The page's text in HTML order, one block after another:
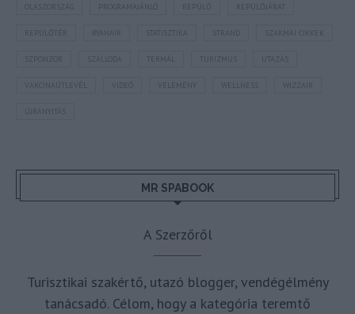
OLASZORSZÁG REPÜLŐJÁRAT
REPÜLŐTÉR STATISZTIKA STRAND SZAKMAI CIKKEK
SZPONZOR SZÁLLODA TERMÁL TURIZMUS UTAZÁS
VAKCINAÚTLEVÉL WIZZAIR
ÚJRANYITÁS
MR SPABOOK
A Szerzőről
Turisztikai szakértő, utazó blogger, vendégélmény
tanácsadó. Célom, hogy a kategória teremtő